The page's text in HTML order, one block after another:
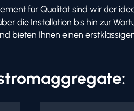
für Qualität sind wir der
die Installation bis hin zur
bieten Ihnen einen